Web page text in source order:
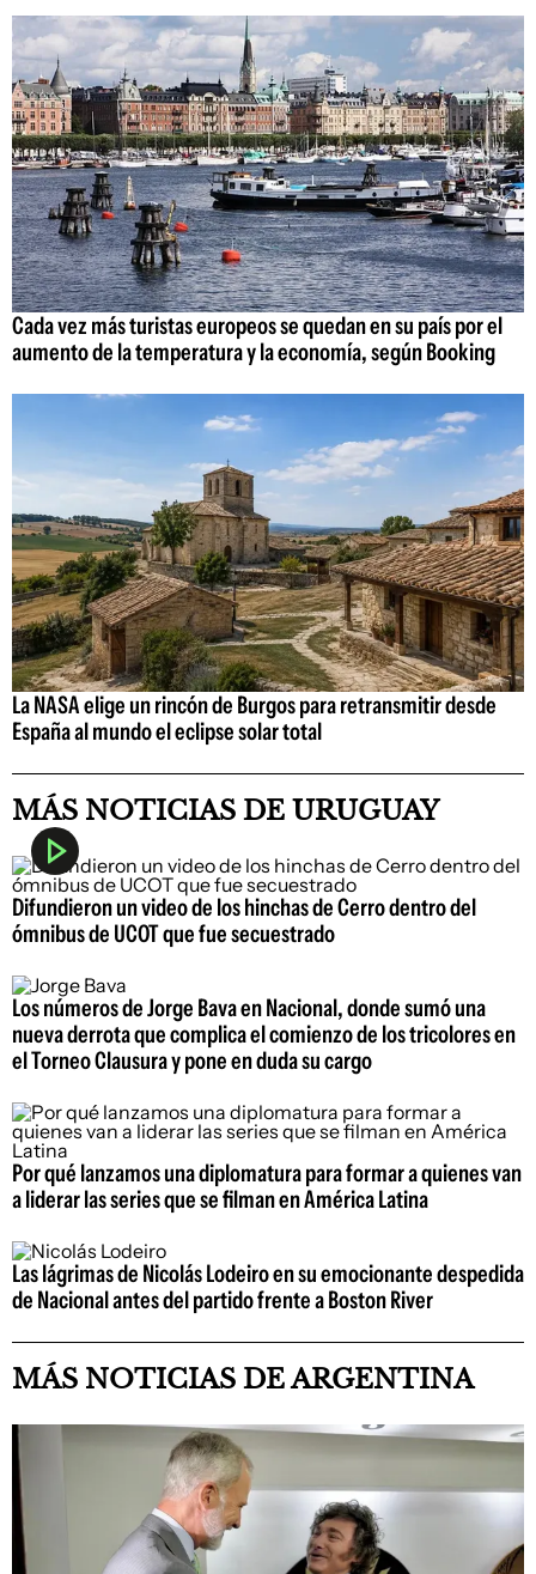
Cada vez más turistas europeos se quedan en su país por el
aumento de la temperatura y la economía, según Booking
La NASA elige un rincón de Burgos para retransmitir desde
España al mundo el eclipse solar total
MÁS NOTICIAS DE URUGUAY
Difundieron un video de los hinchas de Cerro dentro del
ómnibus de UCOT que fue secuestrado
Los números de Jorge Bava en Nacional, donde sumó una
nueva derrota que complica el comienzo de los tricolores en
el Torneo Clausura y pone en duda su cargo
Por qué lanzamos una diplomatura para formar a quienes van
a liderar las series que se filman en América Latina
Las lágrimas de Nicolás Lodeiro en su emocionante despedida
de Nacional antes del partido frente a Boston River
MÁS NOTICIAS DE ARGENTINA